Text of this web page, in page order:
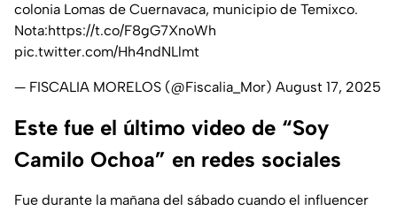
colonia Lomas de Cuernavaca, municipio de Temixco.
Nota:https://t.co/F8gG7XnoWh
pic.twitter.com/Hh4ndNLlmt
— FISCALIA MORELOS (@Fiscalia_Mor) August 17, 2025
Este fue el último video de “Soy
Camilo Ochoa” en redes sociales
Fue durante la mañana del sábado cuando el influencer